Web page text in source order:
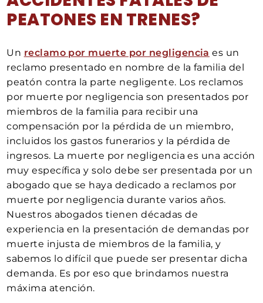
PEATONES EN TRENES?
Un reclamo por muerte por negligencia es un
reclamo presentado en nombre de la familia del
peatón contra la parte negligente. Los reclamos
por muerte por negligencia son presentados por
miembros de la familia para recibir una
compensación por la pérdida de un miembro,
incluidos los gastos funerarios y la pérdida de
ingresos. La muerte por negligencia es una acción
muy específica y solo debe ser presentada por un
abogado que se haya dedicado a reclamos por
muerte por negligencia durante varios años.
Nuestros abogados tienen décadas de
experiencia en la presentación de demandas por
muerte injusta de miembros de la familia, y
sabemos lo difícil que puede ser presentar dicha
demanda. Es por eso que brindamos nuestra
máxima atención.